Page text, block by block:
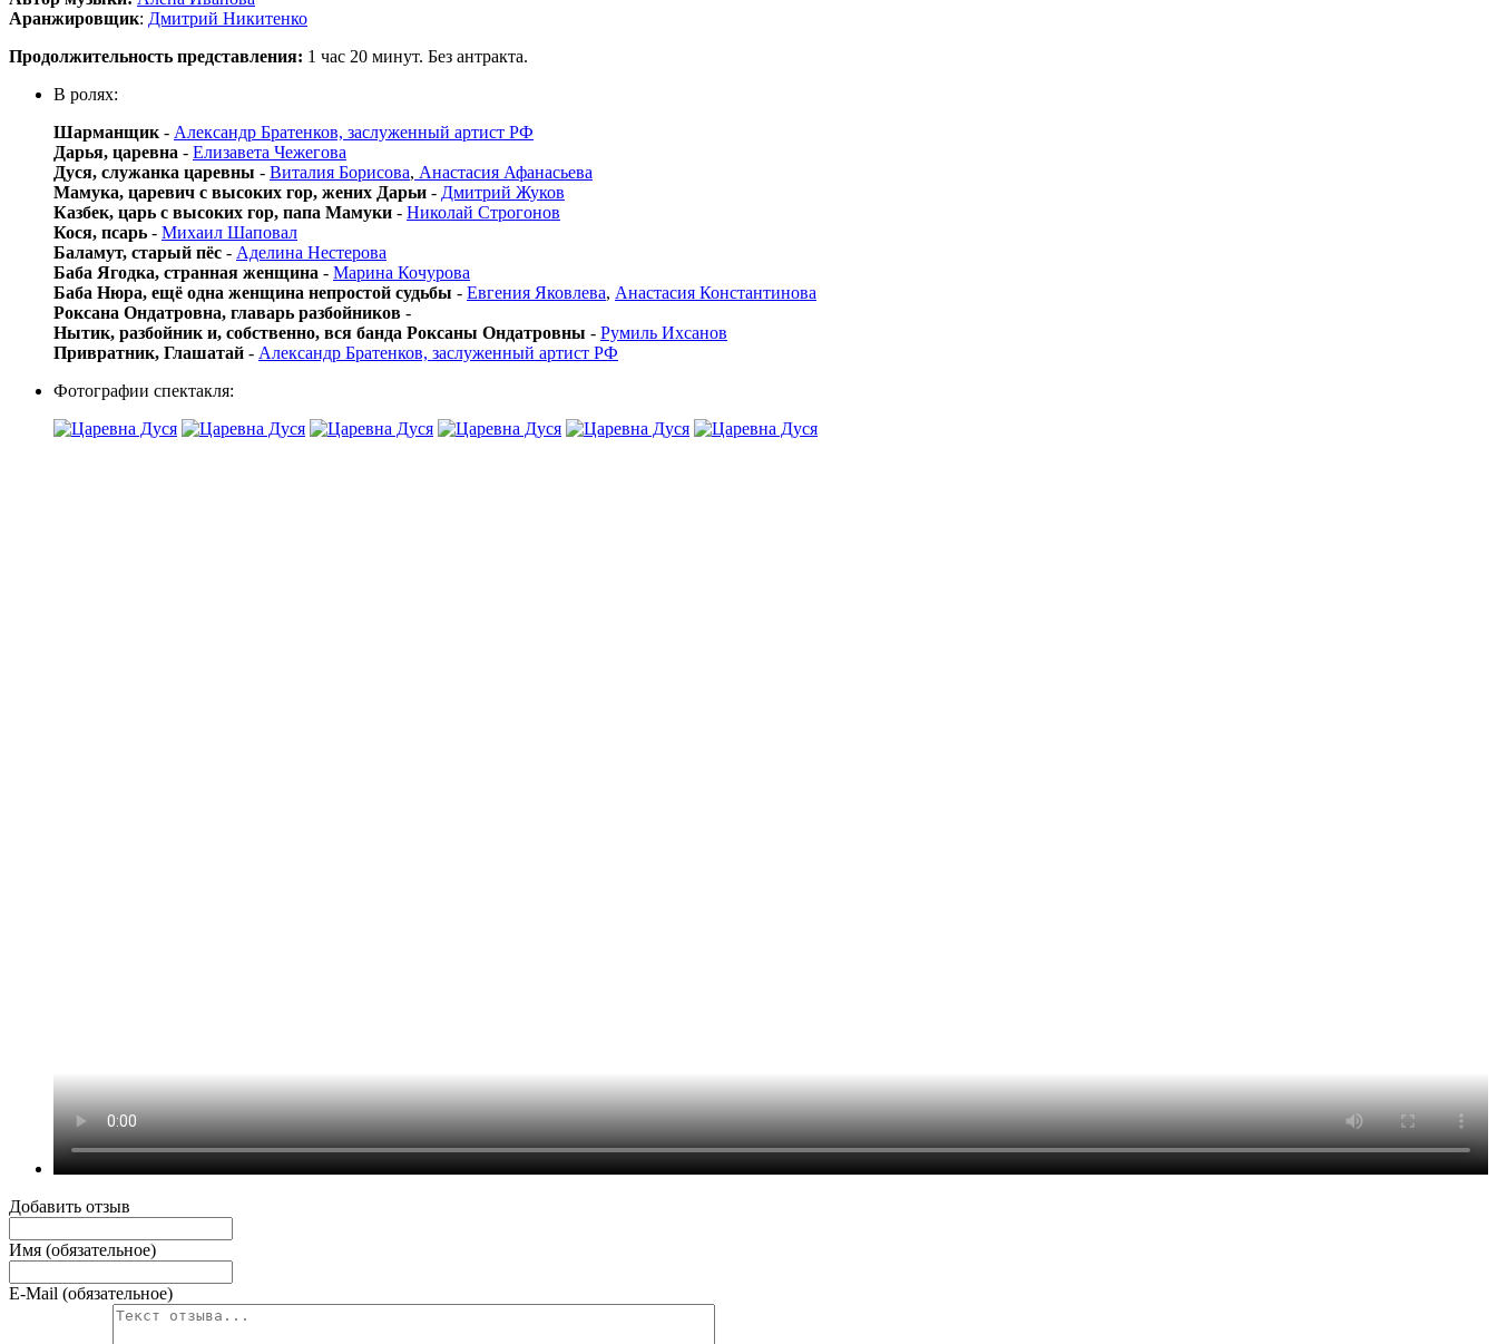
Аранжировщик: Дмитрий Никитенко
Продолжительность представления: 1 час 20 минут. Без антракта.
В ролях:
Шарманщик - Александр Братенков, заслуженный артист РФ
Дарья, царевна - Елизавета Чежегова
Дуся, служанка царевны - Виталия Борисова, Анастасия Афанасьева
Мамука, царевич с высоких гор, жених Дарьи - Дмитрий Жуков
Казбек, царь с высоких гор, папа Мамуки - Николай Строгонов
Кося, псарь - Михаил Шаповал
Баламут, старый пёс - Аделина Нестерова
Баба Ягодка, странная женщина - Марина Кочурова
Баба Нюра, ещё одна женщина непростой судьбы - Евгения Яковлева, Анастасия Константинова
Роксана Ондатровна, главарь разбойников -
Нытик, разбойник и, собственно, вся банда Роксаны Ондатровны - Румиль Ихсанов
Привратник, Глашатай - Александр Братенков, заслуженный артист РФ
Фотографии спектакля:
Добавить отзыв
Имя (обязательное)
E-Mail (обязательное)